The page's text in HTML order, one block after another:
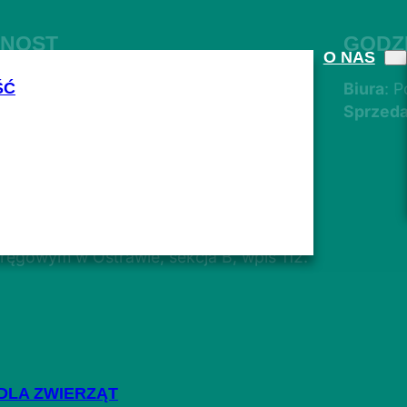
ZWIERZĄT
O NAS
w Ostrawie, sekcja B, wpis 112.
Biura: